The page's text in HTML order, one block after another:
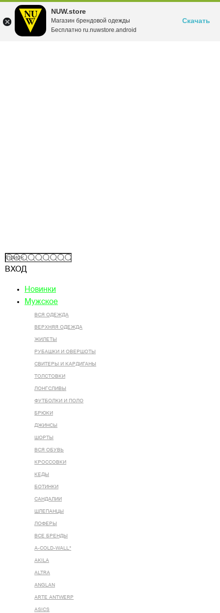
NUW.store
Магазин брендовой одежды
Бесплатно ru.nuwstore.android
Скачать
ВХОД
Новинки
Мужское
ВСЯ ОДЕЖДА
ВЕРХНЯЯ ОДЕЖДА
ЖИЛЕТЫ
РУБАШКИ И ОВЕРШОТЫ
СВИТЕРЫ И КАРДИГАНЫ
ТОЛСТОВКИ
ЛОНГСЛИВЫ
ФУТБОЛКИ И ПОЛО
БРЮКИ
ДЖИНСЫ
ШОРТЫ
ВСЯ ОБУВЬ
КРОССОВКИ
КЕДЫ
БОТИНКИ
САНДАЛИИ
ШЛЕПАНЦЫ
ЛОФЕРЫ
ВСЕ БРЕНДЫ
A-COLD-WALL*
AKILA
ALTRA
ANGLAN
ARTE ANTWERP
ASICS